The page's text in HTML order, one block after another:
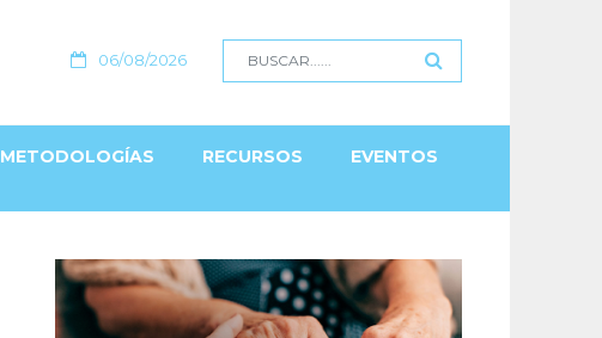
06/08/2026
METODOLOGÍAS RECURSOS EVENTOS